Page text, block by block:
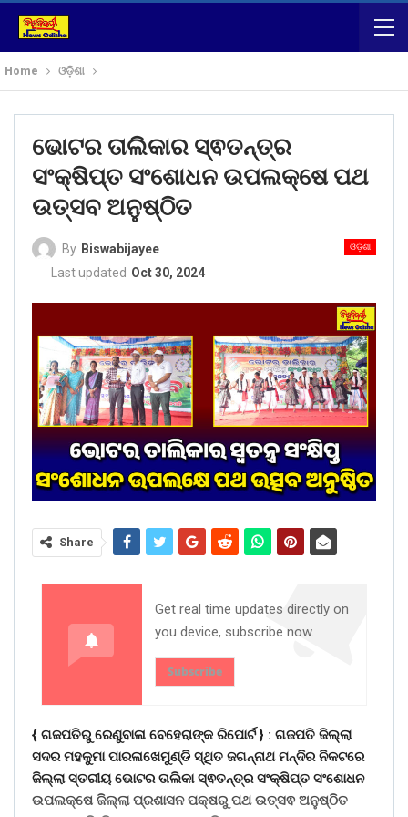
Home ଓଡ଼ିଶା
ଭୋଟର ତାଲିକାର ସ୍ଵତନ୍ତ୍ର
ସଂକ୍ଷିପ୍ତ ସଂଶୋଧନ ଉପଲକ୍ଷେ ପଥ
ଉତ୍ସବ ଅନୁଷ୍ଠିତ
ଓଡ଼ିଶା
By Biswabijayee
Last updated Oct 30, 2024
Share
Get real time updates directly on
you device, subscribe now.
Subscribe
{ ଗଜପତିରୁ ରେଣୁବାଳା ବେହେରାଙ୍କ ରିପୋର୍ଟ } : ଗଜପତି ଜିଲ୍ଲା
ସଦର ମହକୁମା ପାରଳାଖେମୁଣ୍ଡି ସ୍ଥିତ ଜଗନ୍ନାଥ ମନ୍ଦିର ନିକଟରେ
ଜିଲ୍ଲା ସ୍ତରୀୟ ଭୋଟର ତାଲିକା ସ୍ଵତନ୍ତ୍ର ସଂକ୍ଷିପ୍ତ ସଂଶୋଧନ
ଉପଲକ୍ଷେ ଜିଲ୍ଲା ପ୍ରଶାସନ ପକ୍ଷରୁ ପଥ ଉତ୍ସଵ ଅନୁଷ୍ଠିତ